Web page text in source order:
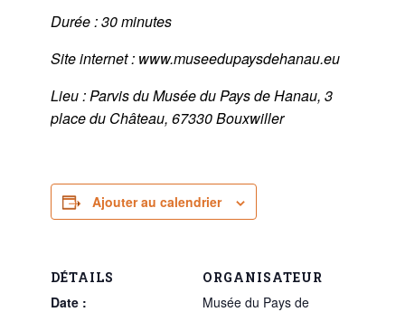
Durée : 30 minutes
Site internet : www.museedupaysdehanau.eu
Lieu : Parvis du Musée du Pays de Hanau, 3
place du Château, 67330 Bouxwiller
Ajouter au calendrier
DÉTAILS
Date :
ORGANISATEUR
Musée du Pays de